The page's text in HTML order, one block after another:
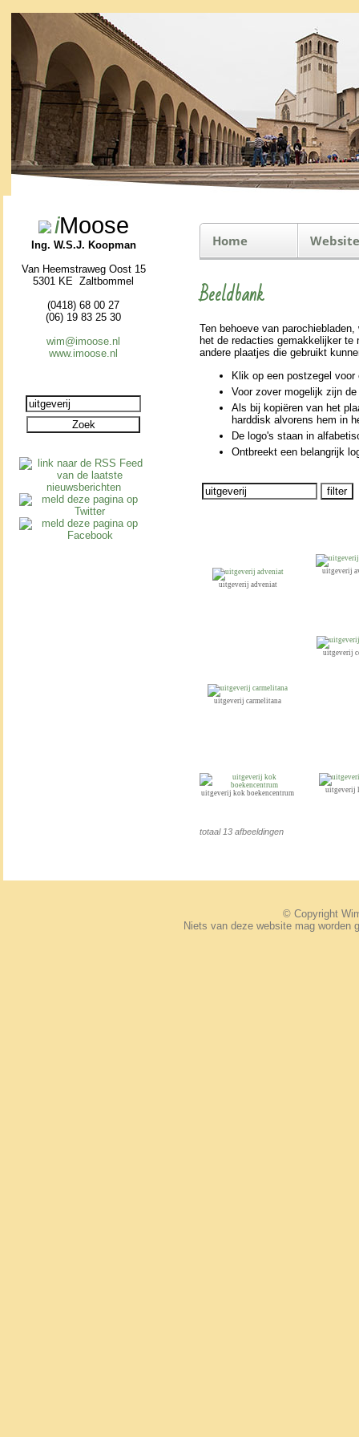
iMoose
Ing. W.S.J. Koopman
Van Heemstraweg Oost 15
5301 KE Zaltbommel
(0418) 68 00 27
(06) 19 83 25 30
wim@imoose.nl
www.imoose.nl
Home
Beeldbank
Ten behoeve van
het de redacties ge­mak­ke­lijker
andere plaatjes die gebruikt
Klik op een postzegel voor
Voor zover moge­lijk zijn
Als bij kopiëren van het
harddisk alvorens hem in
De logo's staan in
Ontbreekt een be­lang­rijk
uitgeverij adveniat
uitgeverij
uitgeverij carmelitana
uitgeverij
uitgeverij kok boekencentrum uitgeverij
totaal 13 afbeeldingen
© Copyright
Niets van deze website mag worden